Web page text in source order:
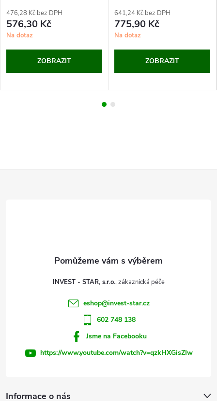
476,28 Kč bez DPH
576,30 Kč
Na dotaz
ZOBRAZIT
641,24 Kč bez DPH
775,90 Kč
Na dotaz
ZOBRAZIT
Informace o nás
INVEST - STAR, s.r.o.
eshop@invest-star.cz
602 748 138
Jsme na Facebooku
https://www.youtube.com/watch?v=qzkHXGisZIw